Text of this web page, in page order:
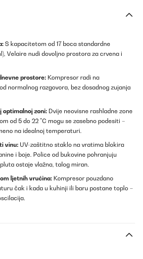
S kapacitetom od 17 boca standardne
Velaire nudi dovoljno prostora za crvena i
prostore: Kompresor radi na
normalnog razgovora, bez dosadnog zujanja
optimalnoj zoni: Dvije neovisne rashladne zone
od 5 do 22 °C mogu se zasebno podesiti –
na idealnoj temperaturi.
vinu: UV-zaštitno staklo na vratima blokira
i boje. Police od bukovine pohranjuju
ostaje vlažna, talog miran.
ljetnih vrućina: Kompresor pouzdano
čak i kada u kuhinji ili baru postane toplo –